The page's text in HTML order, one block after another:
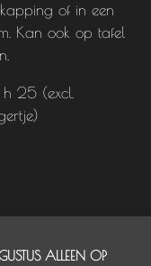
of in een
Kan ook op tafel
h 25 (excl.
ALLEEN OP